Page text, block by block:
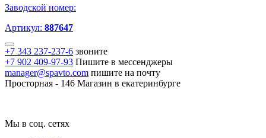
Заводской номер:
Артикул: 887647
+7 343 237-237-6 звоните
+7 902 409-97-93 Пишите в мессенджеры
manager@spavto.com пишите на почту
Просторная - 146 Магазин в екатеринбурге
Мы в соц. сетях